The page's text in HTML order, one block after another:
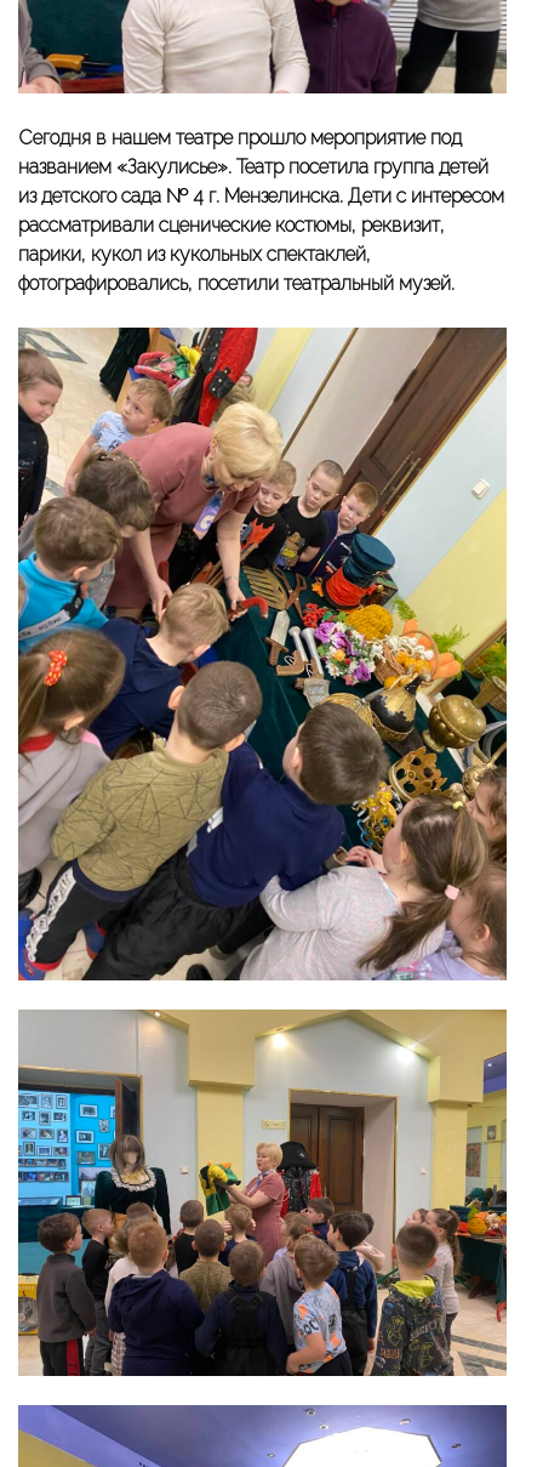
Сегодня в нашем театре прошло мероприятие под
названием «Закулисье». Театр посетила группа детей
из детского сада № 4 г. Мензелинска. Дети с интересом
рассматривали сценические костюмы, реквизит,
парики, кукол из кукольных спектаклей,
фотографировались, посетили театральный музей.